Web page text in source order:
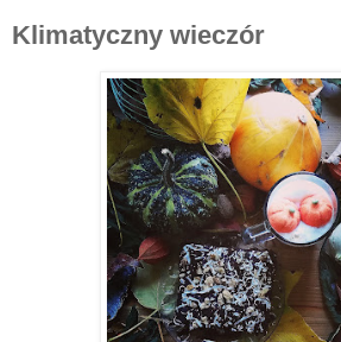
Klimatyczny wieczór